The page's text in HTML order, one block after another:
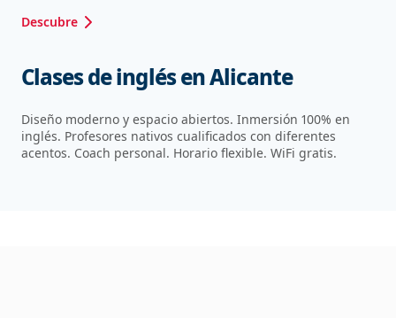
Descubre
Clases de inglés en Alicante
Diseño moderno y espacio abiertos. Inmersión 100% en
inglés. Profesores nativos cualificados con diferentes
acentos. Coach personal. Horario flexible. WiFi gratis.